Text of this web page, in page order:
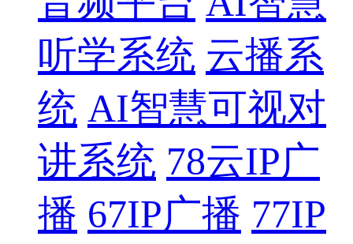
听学系统 云播系
统 AI智慧可视对
讲系统 78云IP广
播 67IP广播 77IP